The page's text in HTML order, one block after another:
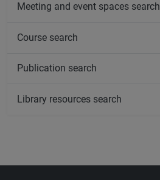
Meeting and event spaces search
Course search
Publication search
Library resources search